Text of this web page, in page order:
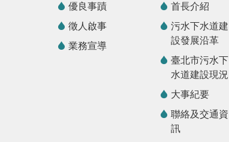
優良事蹟
徵人啟事
業務宣導
首長介紹
污水下水道建
設發展沿革
臺北市污水下
水道建設現況
大事紀要
聯絡及交通資
訊